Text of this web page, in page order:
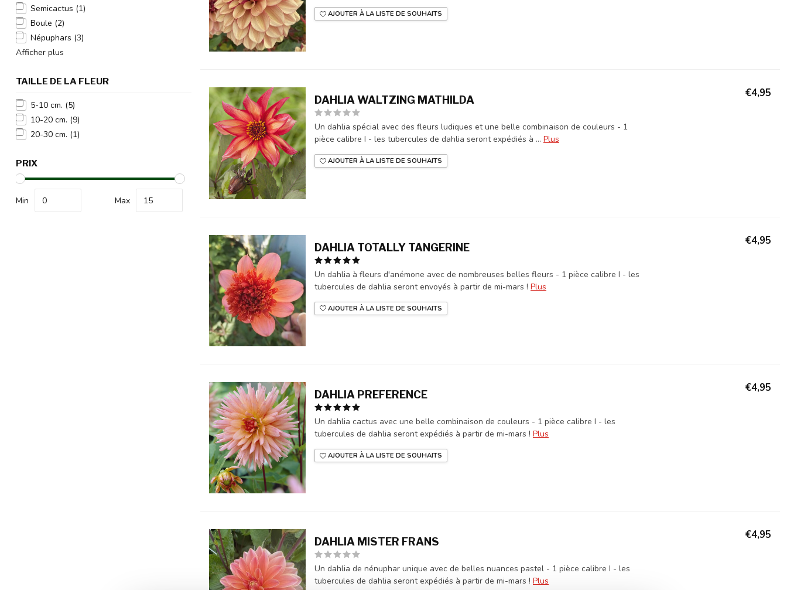
Semicactus (1)
Boule (2)
Népuphars (3)
Afficher plus
TAILLE DE LA FLEUR
5-10 cm. (5)
10-20 cm. (9)
20-30 cm. (1)
PRIX
Min Max
AJOUTER À LA LISTE DE SOUHAITS
DAHLIA WALTZING MATHILDA
Un dahlia spécial avec des fleurs ludiques et une belle combinaison de couleurs - 1
pièce calibre I - les tubercules de dahlia seront expédiés à ... Plus
AJOUTER À LA LISTE DE SOUHAITS
€4,95
DAHLIA TOTALLY TANGERINE
Un dahlia à fleurs d'anémone avec de nombreuses belles fleurs - 1 pièce calibre I - les
tubercules de dahlia seront envoyés à partir de mi-mars ! Plus
AJOUTER À LA LISTE DE SOUHAITS
€4,95
DAHLIA PREFERENCE
Un dahlia cactus avec une belle combinaison de couleurs - 1 pièce calibre I - les
tubercules de dahlia seront expédiés à partir de mi-mars ! Plus
AJOUTER À LA LISTE DE SOUHAITS
€4,95
DAHLIA MISTER FRANS
Un dahlia de nénuphar unique avec de belles nuances pastel - 1 pièce calibre I - les
tubercules de dahlia seront expédiés à partir de mi-mars ! Plus
€4,95